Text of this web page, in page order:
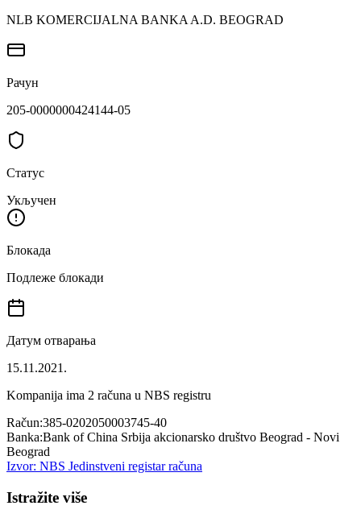
NLB KOMERCIJALNA BANKA A.D. BEOGRAD
Рачун
205-0000000424144-05
Статус
Укључен
Блокада
Подлеже блокади
Датум отварања
15.11.2021.
Kompanija ima 2 računa u NBS registru
Račun:385-0202050003745-40
Banka:Bank of China Srbija akcionarsko društvo Beograd - Novi
Beograd
Izvor: NBS Jedinstveni registar računa
Istražite više